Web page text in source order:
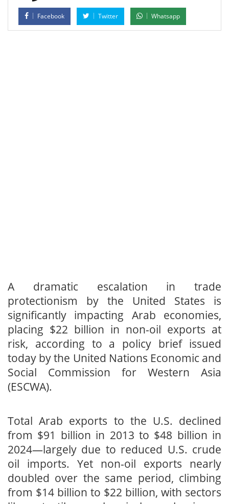
Facebook Twitter Whatsapp
A dramatic escalation in trade
protectionism by the United States is
significantly impacting Arab economies,
placing $22 billion in non-oil exports at
risk, according to a policy brief issued
today by the United Nations Economic and
Social Commission for Western Asia
(ESCWA).
Total Arab exports to the U.S. declined
from $91 billion in 2013 to $48 billion in
2024—largely due to reduced U.S. crude
oil imports. Yet non-oil exports nearly
doubled over the same period, climbing
from $14 billion to $22 billion, with sectors